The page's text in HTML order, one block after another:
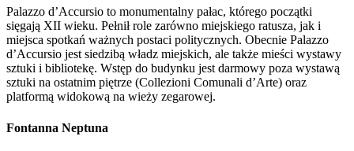
Palazzo d’Accursio to monumentalny pałac, którego początki
sięgają XII wieku. Pełnił role zarówno miejskiego ratusza, jak i
miejsca spotkań ważnych postaci politycznych. Obecnie Palazzo
d’Accursio jest siedzibą władz miejskich, ale także mieści wystawy
sztuki i bibliotekę. Wstęp do budynku jest darmowy poza wystawą
sztuki na ostatnim piętrze (Collezioni Comunali d’Arte) oraz
platformą widokową na wieży zegarowej.
Fontanna Neptuna